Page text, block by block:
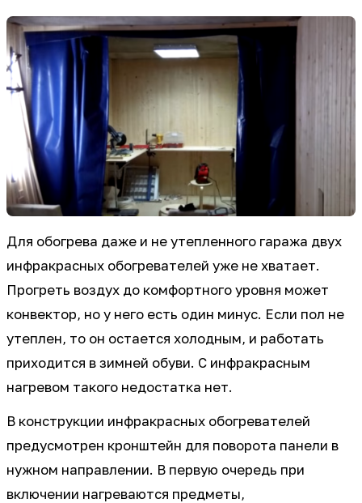
Для обогрева даже и не утепленного гаража двух
инфракрасных обогревателей уже не хватает.
Прогреть воздух до комфортного уровня может
конвектор, но у него есть один минус. Если пол не
утеплен, то он остается холодным, и работать
приходится в зимней обуви. С инфракрасным
нагревом такого недостатка нет.
В конструкции инфракрасных обогревателей
предусмотрен кронштейн для поворота панели в
нужном направлении. В первую очередь при
включении нагреваются предметы,